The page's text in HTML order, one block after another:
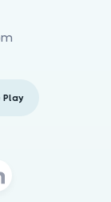
Play